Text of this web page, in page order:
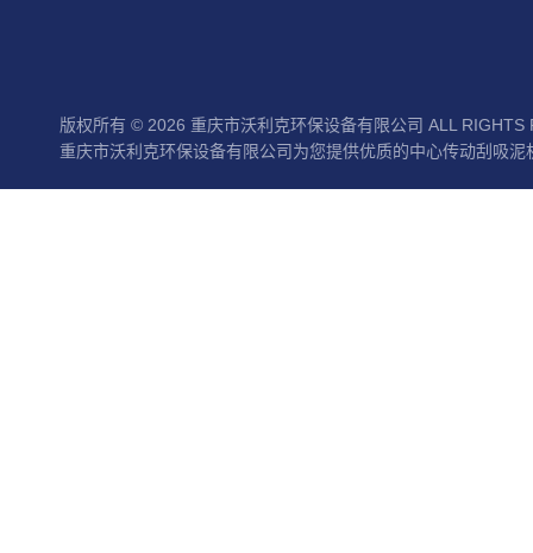
版权所有 © 2026 重庆市沃利克环保设备有限公司 ALL RIGHTS
重庆市沃利克环保设备有限公司为您提供优质的中心传动刮吸泥